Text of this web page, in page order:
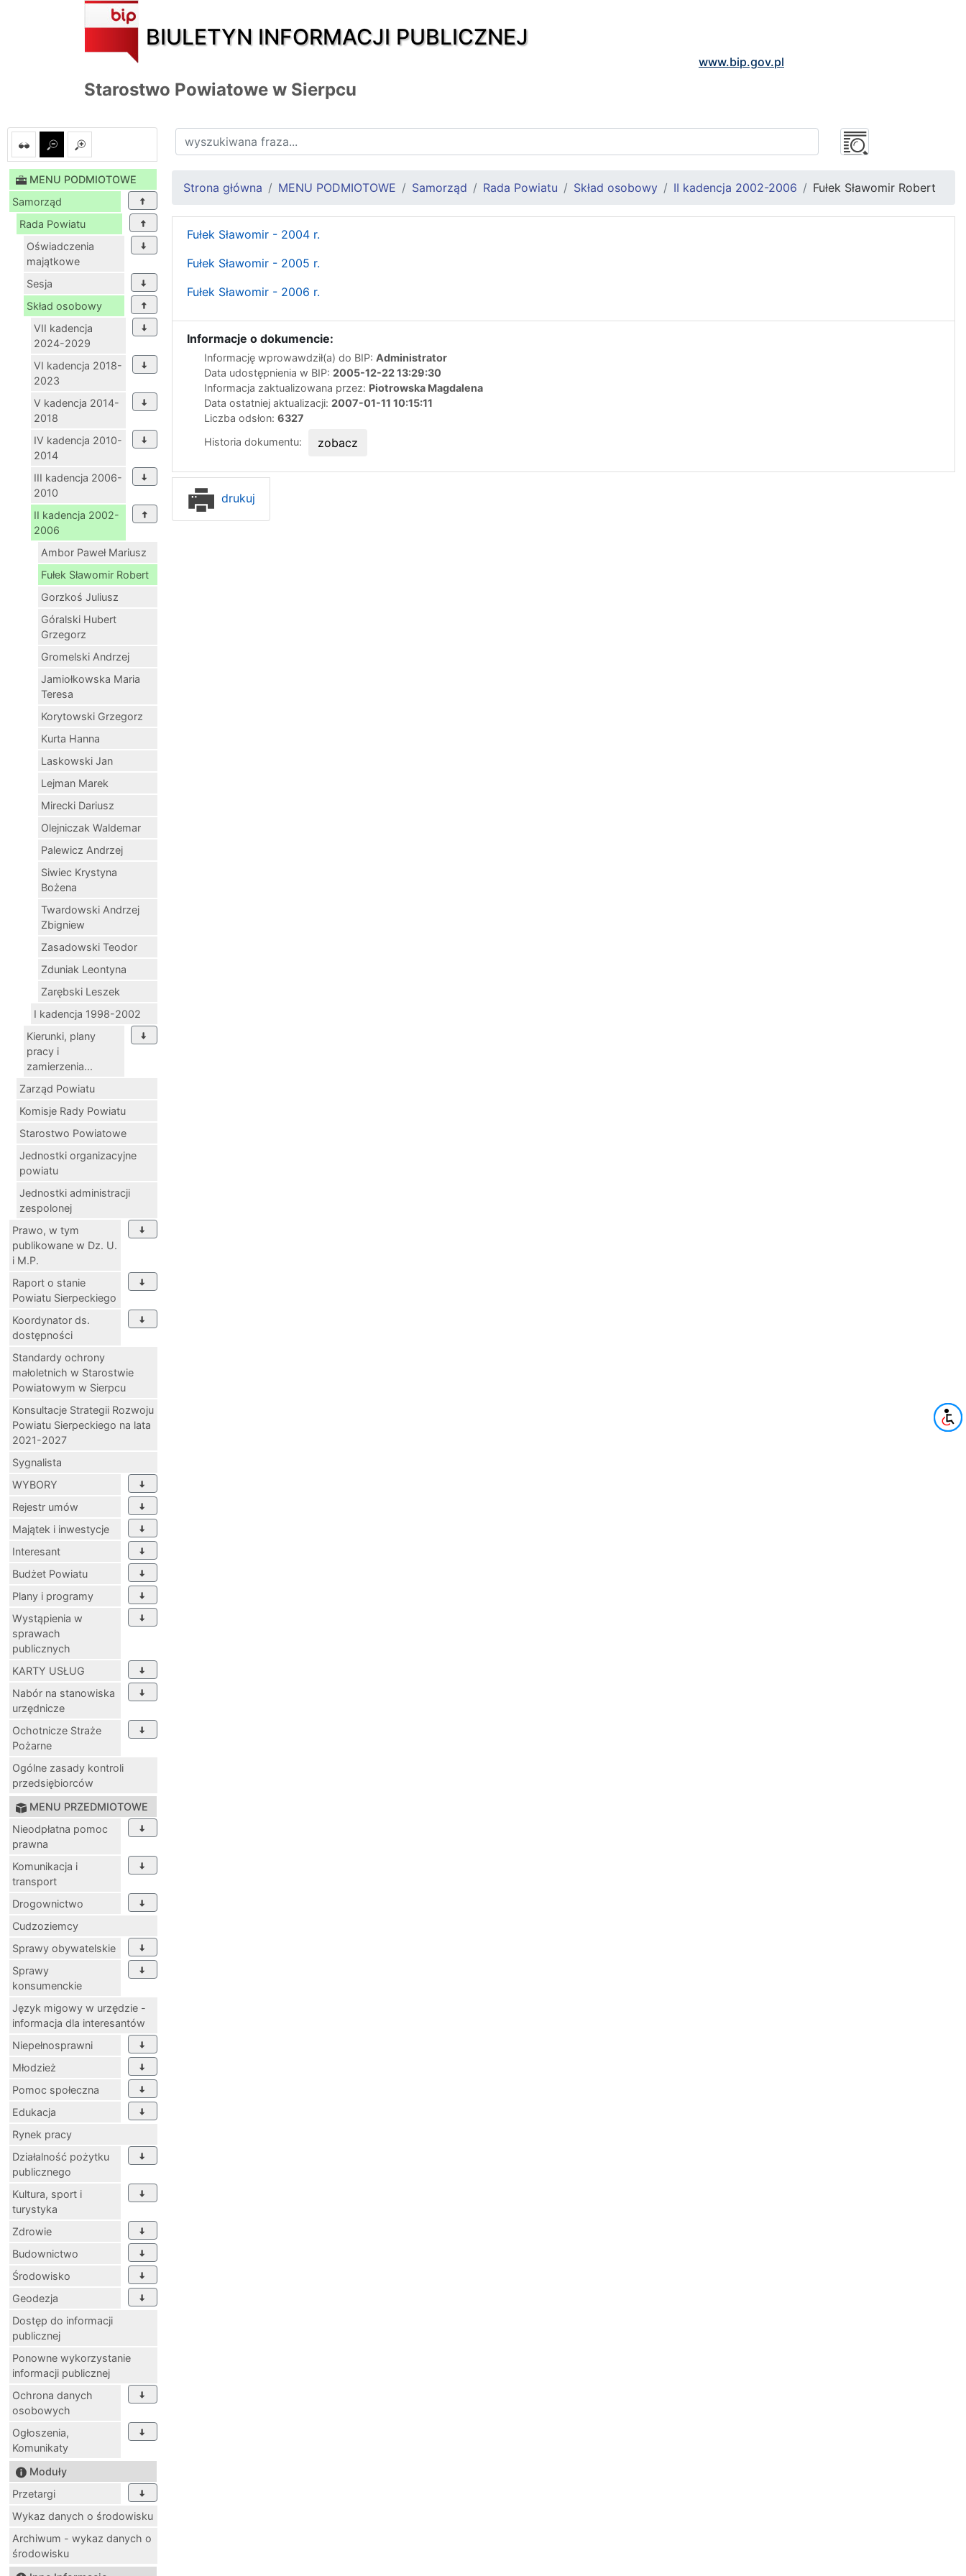
BIULETYN INFORMACJI PUBLICZNEJ
www.bip.gov.pl
Starostwo Powiatowe w Sierpcu
MENU PODMIOTOWE
Samorząd
Rada Powiatu
Oświadczenia
majątkowe
Sesja
Skład osobowy
VII kadencja
2024-2029
VI kadencja 2018-
2023
V kadencja 2014-
2018
IV kadencja 2010-
2014
III kadencja 2006-
2010
II kadencja 2002-
2006
Ambor Paweł Mariusz
Fułek Sławomir Robert
Gorzkoś Juliusz
Góralski Hubert
Grzegorz
Gromelski Andrzej
Jamiołkowska Maria
Teresa
Korytowski Grzegorz
Kurta Hanna
Laskowski Jan
Lejman Marek
Mirecki Dariusz
Olejniczak Waldemar
Palewicz Andrzej
Siwiec Krystyna
Bożena
Twardowski Andrzej
Zbigniew
Zasadowski Teodor
Zduniak Leontyna
Zarębski Leszek
I kadencja 1998-2002
Kierunki, plany
pracy i
zamierzenia...
Zarząd Powiatu
Komisje Rady Powiatu
Starostwo Powiatowe
Jednostki organizacyjne
powiatu
Jednostki administracji
zespolonej
Prawo, w tym
publikowane w Dz. U.
i M.P.
Raport o stanie
Powiatu Sierpeckiego
Koordynator ds.
dostępności
Standardy ochrony
małoletnich w Starostwie
Powiatowym w Sierpcu
Konsultacje Strategii Rozwoju
Powiatu Sierpeckiego na lata
2021-2027
Sygnalista
WYBORY
Rejestr umów
Majątek i inwestycje
Interesant
Budżet Powiatu
Plany i programy
Wystąpienia w
sprawach
publicznych
KARTY USŁUG
Nabór na stanowiska
urzędnicze
Ochotnicze Straże
Pożarne
Ogólne zasady kontroli
przedsiębiorców
MENU PRZEDMIOTOWE
Nieodpłatna pomoc
prawna
Komunikacja i
transport
Drogownictwo
Cudzoziemcy
Sprawy obywatelskie
Sprawy
konsumenckie
Język migowy w urzędzie -
informacja dla interesantów
Niepełnosprawni
Młodzież
Pomoc społeczna
Edukacja
Rynek pracy
Działalność pożytku
publicznego
Kultura, sport i
turystyka
Zdrowie
Budownictwo
Środowisko
Geodezja
Dostęp do informacji
publicznej
Ponowne wykorzystanie
informacji publicznej
Ochrona danych
osobowych
Ogłoszenia,
Komunikaty
Moduły
Przetargi
Wykaz danych o środowisku
Archiwum - wykaz danych o
środowisku
Strona główna MENU PODMIOTOWE Samorząd Rada Powiatu Skład osobowy II kadencja 2002-2006 Fułek Sławomir Robert
Fułek Sławomir - 2004 r.
Fułek Sławomir - 2005 r.
Fułek Sławomir - 2006 r.
Informacje o dokumencie:
Informację wprowawdził(a) do BIP: Administrator
Data udostępnienia w BIP: 2005-12-22 13:29:30
Informacja zaktualizowana przez: Piotrowska Magdalena
Data ostatniej aktualizacji: 2007-01-11 10:15:11
Liczba odsłon: 6327
Historia dokumentu:
zobacz
drukuj